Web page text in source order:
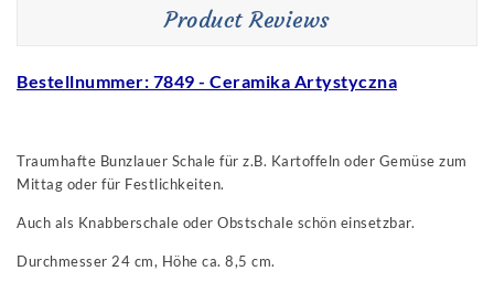
Product Reviews
Bestellnummer: 7849 - Ceramika Artystyczna
Traumhafte Bunzlauer Schale für z.B. Kartoffeln oder Gemüse zum
Mittag oder für Festlichkeiten.
Auch als Knabberschale oder Obstschale schön einsetzbar.
Durchmesser 24 cm, Höhe ca. 8,5 cm.